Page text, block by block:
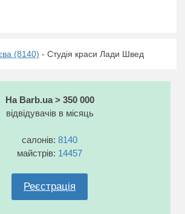
(8140) - Студія краси Лади Швед
На Barb.ua > 350 000
відвідувачів в місяць
салонів: 8140
майстрів: 14457
Реєстрація